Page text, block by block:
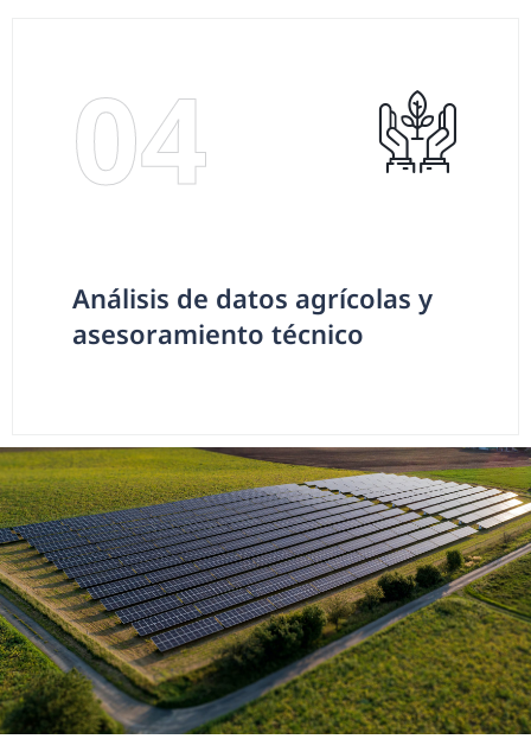
04
Análisis de datos agrícolas y
asesoramiento técnico